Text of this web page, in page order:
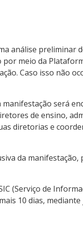
análise preliminar
meio da
Caso isso não
será
de ensino,
diretorias e
da manifestação,
(Serviço de
10 dias, mediante